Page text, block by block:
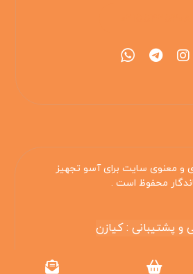
و معنوی سایت برای آسو تجهیز
محفوظ است .
و پشتیبانی : کیازن